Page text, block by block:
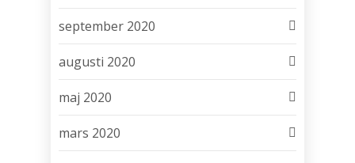
september 2020
augusti 2020
maj 2020
mars 2020